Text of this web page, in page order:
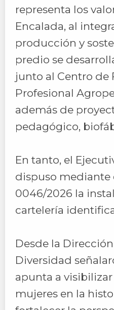
representa los
Encalada, al
producción y
predio se
junto al Centro de
Profesional
además de
pedagógico,
En tanto, el
dispuso mediante
0046/2026 la
cartelería
Desde la
Diversidad
apunta a
mujeres en la